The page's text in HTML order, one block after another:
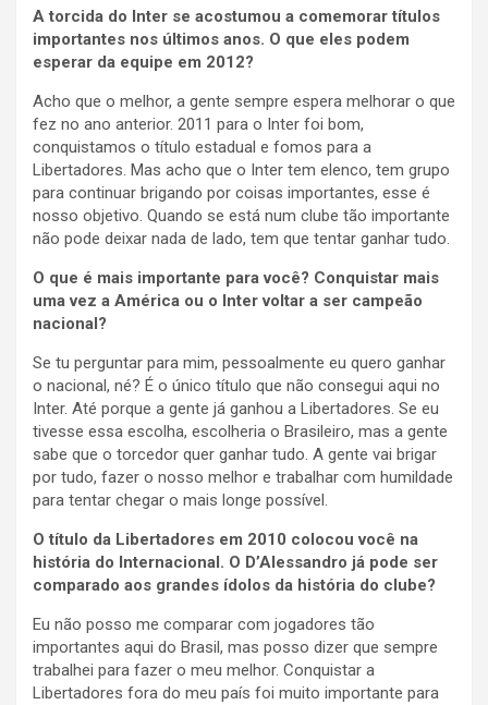
A torcida do Inter se acostumou a comemorar títulos
importantes nos últimos anos. O que eles podem
esperar da equipe em 2012?
Acho que o melhor, a gente sempre espera melhorar o que
fez no ano anterior. 2011 para o Inter foi bom,
conquistamos o título estadual e fomos para a
Libertadores. Mas acho que o Inter tem elenco, tem grupo
para continuar brigando por coisas importantes, esse é
nosso objetivo. Quando se está num clube tão importante
não pode deixar nada de lado, tem que tentar ganhar tudo.
O que é mais importante para você? Conquistar mais
uma vez a América ou o Inter voltar a ser campeão
nacional?
Se tu perguntar para mim, pessoalmente eu quero ganhar
o nacional, né? É o único título que não consegui aqui no
Inter. Até porque a gente já ganhou a Libertadores. Se eu
tivesse essa escolha, escolheria o Brasileiro, mas a gente
sabe que o torcedor quer ganhar tudo. A gente vai brigar
por tudo, fazer o nosso melhor e trabalhar com humildade
para tentar chegar o mais longe possível.
O título da Libertadores em 2010 colocou você na
história do Internacional. O D’Alessandro já pode ser
comparado aos grandes ídolos da história do clube?
Eu não posso me comparar com jogadores tão
importantes aqui do Brasil, mas posso dizer que sempre
trabalhei para fazer o meu melhor. Conquistar a
Libertadores fora do meu país foi muito importante para